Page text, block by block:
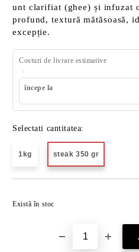
unt clarifiat (ghee) și infuzat
profund, textură mătăsoasă,
excepție.
Costuri de livrare estimative
începe la
Selectati cantitatea:
1kg steak 350 gr
Există în stoc